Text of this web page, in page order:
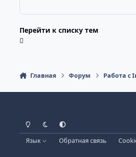
Перейти к списку тем
Главная Форум Работа с
Светлый режим
Тёмный режим
Системные настройки
Язык Обратная связь